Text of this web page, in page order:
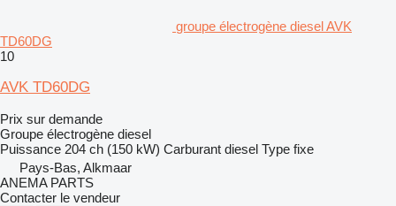
groupe électrogène diesel AVK
TD60DG
10
AVK TD60DG
Prix sur demande
Groupe électrogène diesel
Puissance 204 ch (150 kW) Carburant diesel Type fixe
Pays-Bas, Alkmaar
ANEMA PARTS
Contacter le vendeur